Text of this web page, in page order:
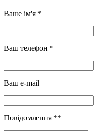
Ваше ім'я *
Ваш телефон *
Ваш e-mail
Повідомлення **